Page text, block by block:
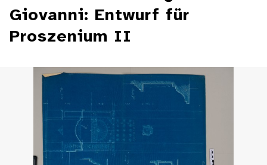
Giovanni: Entwurf für
Proszenium II